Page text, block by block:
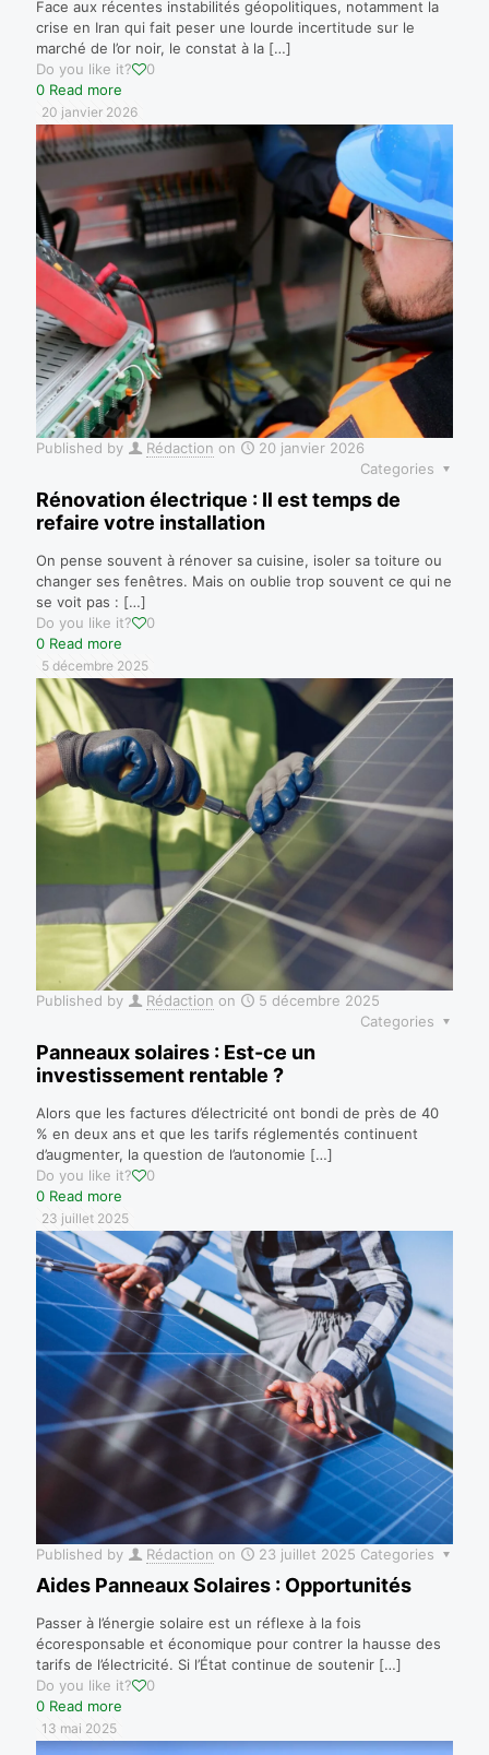
Face aux récentes instabilités géopolitiques, notamment la
crise en Iran qui fait peser une lourde incertitude sur le
marché de l’or noir, le constat à la […]
Do you like it?
0
0 Read more
20 janvier 2026
Published by Rédaction on
20 janvier 2026
Categories
Rénovation électrique : Il est temps de
refaire votre installation
On pense souvent à rénover sa cuisine, isoler sa toiture ou
changer ses fenêtres. Mais on oublie trop souvent ce qui ne
se voit pas : […]
Do you like it?
0
0 Read more
5 décembre 2025
Published by Rédaction on
5 décembre 2025
Categories
Panneaux solaires : Est-ce un
investissement rentable ?
Alors que les factures d’électricité ont bondi de près de 40
% en deux ans et que les tarifs réglementés continuent
d’augmenter, la question de l’autonomie […]
Do you like it?
0
0 Read more
23 juillet 2025
Published by Rédaction on 23 juillet 2025 Categories
Aides Panneaux Solaires : Opportunités
Passer à l’énergie solaire est un réflexe à la fois
écoresponsable et économique pour contrer la hausse des
tarifs de l’électricité. Si l’État continue de soutenir […]
Do you like it?
0
0 Read more
13 mai 2025